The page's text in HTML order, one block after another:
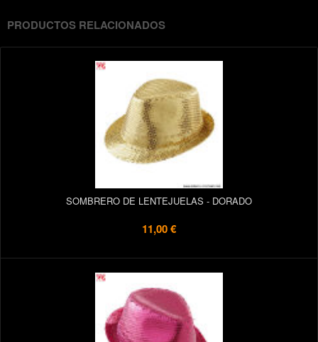
PRODUCTOS RELACIONADOS
SOMBRERO DE LENTEJUELAS - DORADO
11,00 €